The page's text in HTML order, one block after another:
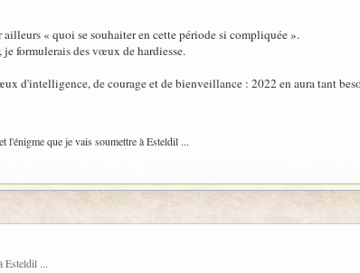
« quoi se souhaiter en cette période si compliquée ».
formulerais des vœux de hardiesse.
d'intelligence, de courage et de bienveillance : 2022 en aura tant
que je vais soumettre à Esteldil ...
Esteldil ...